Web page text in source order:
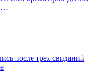
после трех свиданий